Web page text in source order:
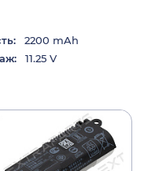
2200 mAh
11.25 V